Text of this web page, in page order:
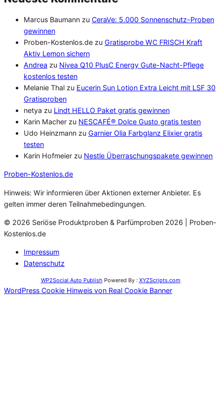
Marcus Baumann zu CeraVe: 5.000 Sonnenschutz-Proben
gewinnen
Proben-Kostenlos.de zu Gratisprobe WC FRISCH Kraft
Aktiv Lemon sichern
Andrea zu Nivea Q10 PlusC Energy Gute-Nacht-Pflege
kostenlos testen
Melanie Thal zu Eucerin Sun Lotion Extra Leicht mit LSF 30
Gratisproben
netya zu Lindt HELLO Paket gratis gewinnen
Karin Macher zu NESCAFÉ® Dolce Gusto gratis testen
Udo Heinzmann zu Garnier Olia Farbglanz Elixier gratis
testen
Karin Hofmeier zu Nestle Überraschungspakete gewinnen
Proben-Kostenlos.de
Hinweis: Wir informieren über Aktionen externer Anbieter. Es
gelten immer deren Teilnahmebedingungen.
© 2026 Seriöse Produktproben & Parfümproben 2026 | Proben-
Kostenlos.de
Impressum
Datenschutz
WP2Social Auto Publish Powered By : XYZScripts.com
WordPress Cookie Hinweis von Real Cookie Banner